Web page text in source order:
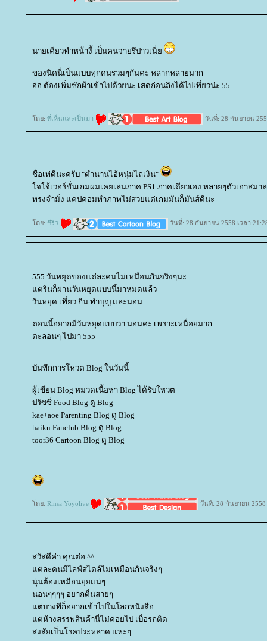
นายเคียวทำหน้างี้ เป็นคนจ่ายรึป่าวเนี่
ของนิคนี่เป็นแบบทุกคนรวมๆกันค่ะ หลากหลายมาก
อ่อ ต้องเพิ่มซักผ้าเข้าไปด้วยนะ เสดก่อนถึงได้ไปเที่ยวน่ะ 55
ดย: ที่เห็นและเป็นมา วันที่: 28 กันยายน
ชื่อเท่ดีนะครับ "ตำนานไอ้หนุ่มไถเงิน"
จโจ้เวอร์ชั่นเกมผมเคยเล่นภาค PS1 ภาคเดียวเอง หลายๆตัวเอาสม
ทรงจำมั่ง แคปคอมทำภาพไม่สวยแต่เกมมันก็มันส์ดีนะ
ดย: ชีริว วันที่: 28 กันยายน 2558 เวลา
555 วันหยุดของแต่ละคนไม่เหมือนกันจริงๆนะ
ตรินก็ผ่านวันหยุดแบบนี้มาหมดแล้ว
วันหยุด เที่ยว กิน ทำบุญ และนอน
ตอนนี้อยากมีวันหยุดแบบว่า นอนค่ะ เพราะเหนื่อยมาก
ตะลอนๆ ไปมา 555
บันทึกการโหวต Blog ในวันนี้
ผู้เขียน Blog หมวดเนื้อหา Blog ได้รับโหวต
ปรัซซี่ Food Blog ดู Blog
kae+aoe Parenting Blog ดู Blog
haiku Fanclub Blog ดู Blog
toor36 Cartoon Blog ดู Blog
ดย: Rinsa Yoyolive วันที่: 28 กันยายน 2558
สวัสดีค่า คุณต่อ ^^
ต่ละคนมีไลฟ์สไตล์ไม่เหมือนกันจริงๆ
นุ่นต้องเหมือนยุยแน่ๆ
นอนๆๆๆๆ อยากตื่นสายๆ
ต่บางทีก็อยากเข้าไปในโลกหนังสือ
ต่ห้างสรรพสินค้านี่ไม่ค่อยไป เบื่อรถติด
สงสัยเป็นโรคประหลาด แหะๆ